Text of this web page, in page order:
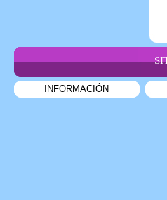
INFORMACIÓN